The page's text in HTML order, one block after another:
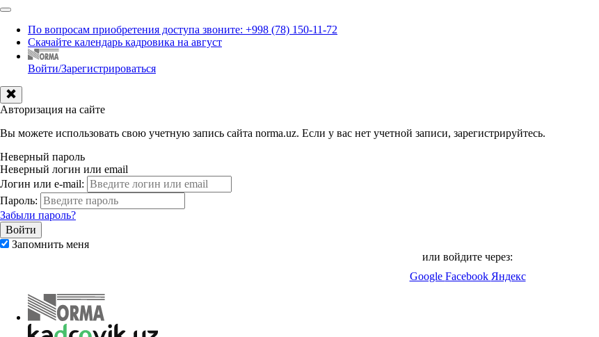
По вопросам приобретения доступа звоните: +998 (78) 150-11-72
Скачайте календарь кадровика на август
Войти/Зарегистрироваться
Авторизация на сайте
Вы можете использовать свою учетную запись сайта norma.uz. Если у вас нет учетной записи, зарегистрируйтесь.
Неверный пароль
Неверный логин или email
Логин или e-mail:
Пароль:
Забыли пароль?
Запомнить меня
или войдите через:
Google Facebook Яндекс